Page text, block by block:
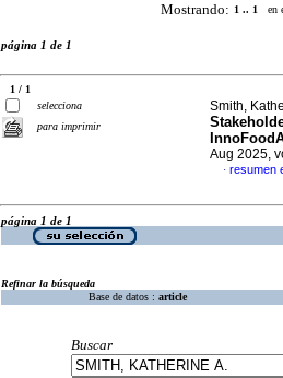
Mostrando: 1 .. 1 en
página 1 de 1
1 / 1
selecciona
para imprimir
Smith,
Aug 2025,
· resumen
página 1 de 1
Refinar la búsqueda
Base de datos : article
Buscar